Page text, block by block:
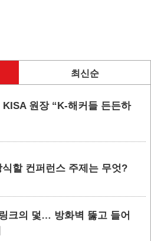
최신순
원장 “K-해커들 든든하
할 컨퍼런스 주제는 무엇?
크의 덫… 방화벽 뚫고 들어